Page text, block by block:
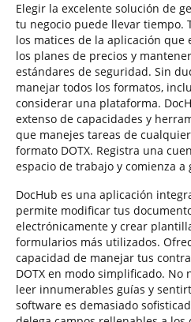
Elegir la excelente solución de
tu negocio puede llevar tiempo.
los matices de la aplicación que
los planes de precios y
estándares de seguridad. Sin
manejar todos los formatos,
considerar una plataforma.
extenso de capacidades y
que manejes tareas de
formato DOTX. Registra una
espacio de trabajo y comienza
DocHub es una aplicación
permite modificar tus
electrónicamente y crear
formularios más utilizados.
capacidad de manejar tus
DOTX en modo simplificado.
leer innumerables guías y
software es demasiado